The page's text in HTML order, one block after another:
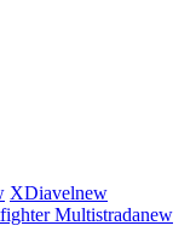
XDiavelnew
Multistradanew